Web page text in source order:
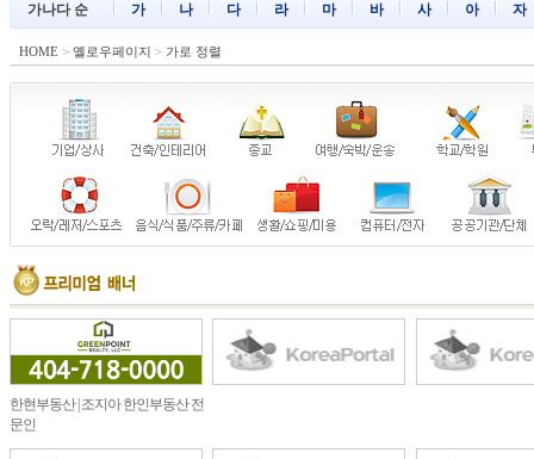
가나다 순 가 나 다 라 마 바 사 아 자
HOME > 옐로우페이지 > 가로 정렬
한현부동산 | 조지아 한인부동산 전
문인